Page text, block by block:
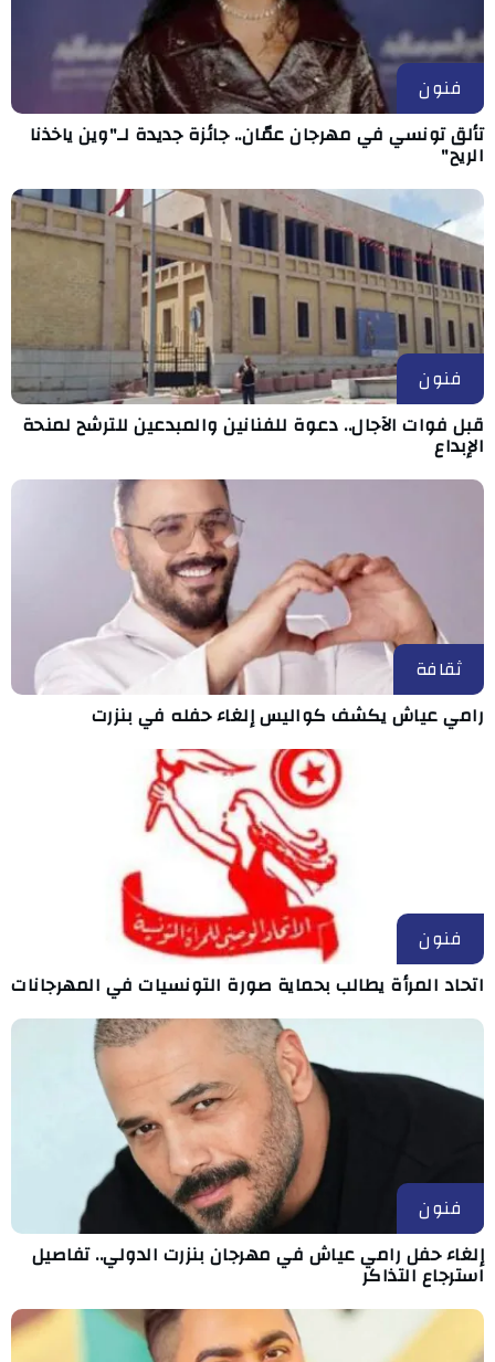
فنون
تألق تونسي في مهرجان عمّان.. جائزة جديدة لـ"وين ياخذنا
الريح"
فنون
قبل فوات الآجال.. دعوة للفنانين والمبدعين للترشح لمنحة
الإبداع
ثقافة
رامي عياش يكشف كواليس إلغاء حفله في بنزرت
فنون
اتحاد المرأة يطالب بحماية صورة التونسيات في المهرجانات
فنون
إلغاء حفل رامي عياش في مهرجان بنزرت الدولي.. تفاصيل
استرجاع التذاكر